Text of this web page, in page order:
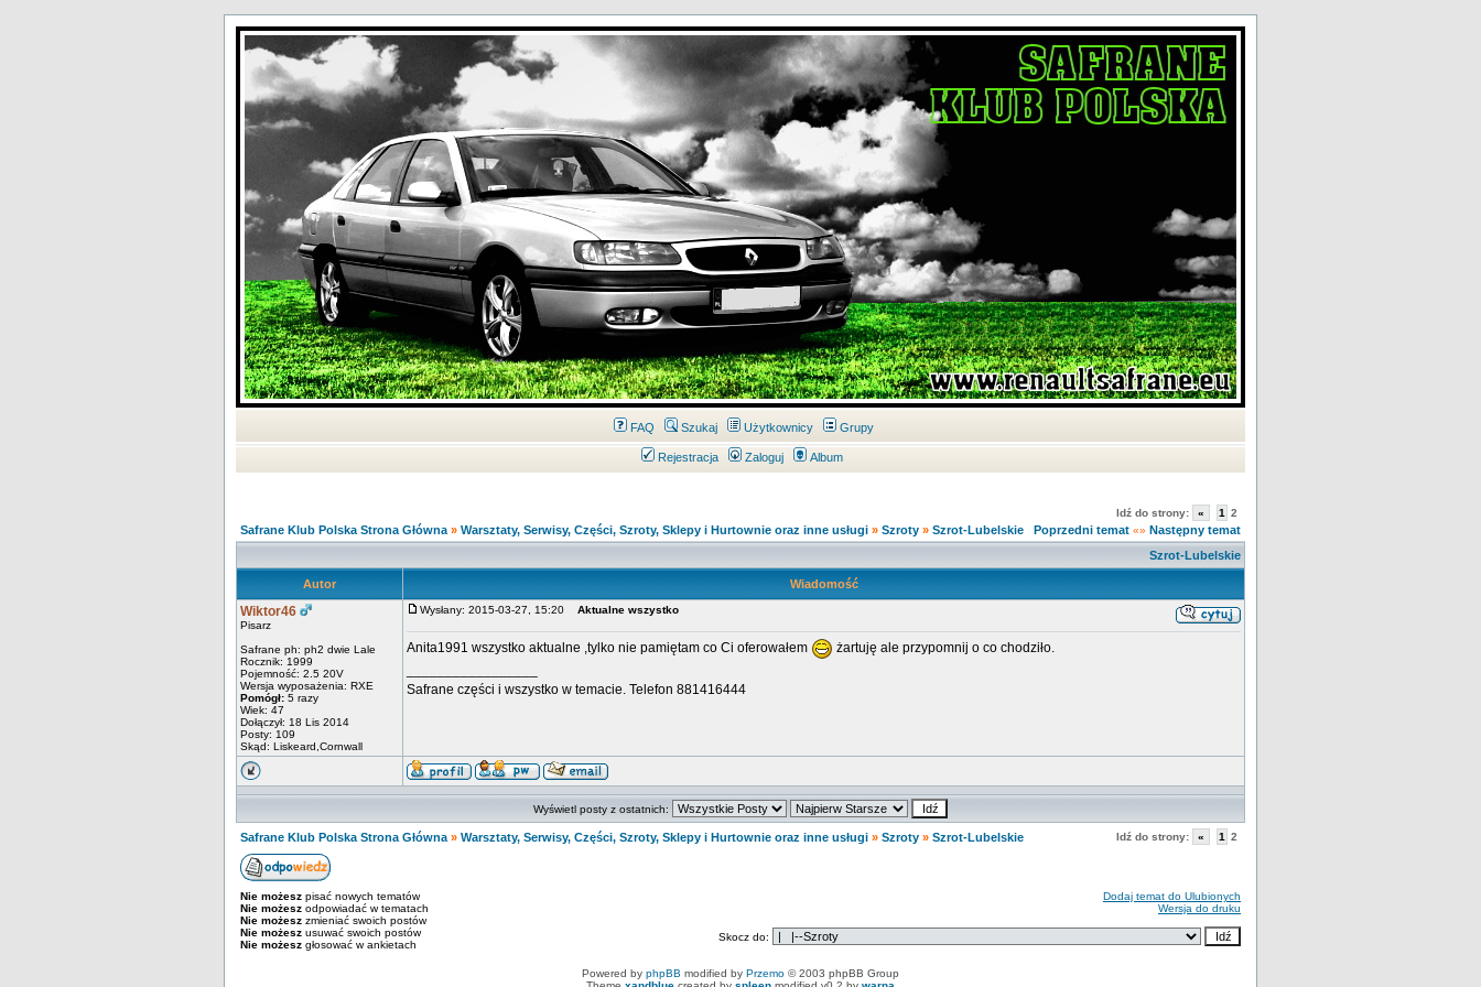
FAQ Szukaj Użytkownicy Grupy
Rejestracja Zaloguj Album
Safrane Klub Polska Strona Główna » Warsztaty, Serwisy, Części, Szroty, Sklepy i Hurtownie oraz inne usługi » Szroty » Szrot-Lubelskie
Idź do strony: « 1 2
Poprzedni temat «» Następny temat
Szrot-Lubelskie
Autor Wiadomość
Wiktor46
Pisarz
Safrane ph: ph2 dwie Lale
Rocznik: 1999
Pojemność: 2.5 20V
Wersja wyposażenia: RXE
Pomógł: 5 razy
Wiek: 47
Dołączył: 18 Lis 2014
Posty: 109
Skąd: Liskeard,Cornwall
Wysłany: 2015-03-27, 15:20 Aktualne wszystko
Anita1991 wszystko aktualne ,tylko nie pamiętam co Ci oferowałem
żartuję ale przypomnij o co chodziło.
Safrane części i wszystko w temacie. Telefon 881416444
Wyświetl posty z ostatnich:
Safrane Klub Polska Strona Główna » Warsztaty, Serwisy, Części, Szroty, Sklepy i Hurtownie oraz inne usługi » Szroty » Szrot-Lubelskie Idź do strony: « 1 2
Nie możesz pisać nowych tematów
Nie możesz odpowiadać w tematach
Nie możesz zmieniać swoich postów
Nie możesz usuwać swoich postów
Nie możesz głosować w ankietach
Dodaj temat do Ulubionych
Wersja do druku
Skocz do:
Powered by phpBB modified by Przemo © 2003 phpBB Group